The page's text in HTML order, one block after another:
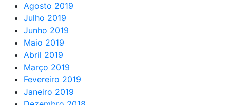
Agosto 2019
Julho 2019
Junho 2019
Maio 2019
Abril 2019
Março 2019
Fevereiro 2019
Janeiro 2019